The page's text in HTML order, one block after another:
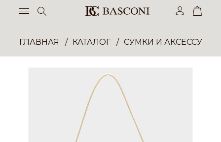
ГЛАВНАЯ КАТАЛОГ СУМКИ И